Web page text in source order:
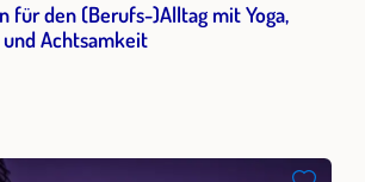
für den (Berufs-)Alltag mit Yoga,
Achtsamkeit